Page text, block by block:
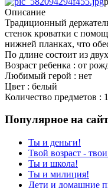
Описание
Традиционный
стенок кроватки с
нижней планках, что
По длине состоит из
Возраст ребенка : от
Любимый герой : нет
Цвет : белый
Количество предметов : 1
Популярное на
Ты и деньги!
Твой возраст -
Ты и школа!
Ты и милиция!
Дети и домашние